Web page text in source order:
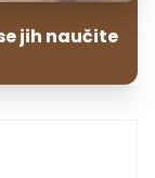
jih naučite